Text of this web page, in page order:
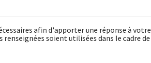
afin d'apporter une réponse à votre
soient utilisées dans le cadre de